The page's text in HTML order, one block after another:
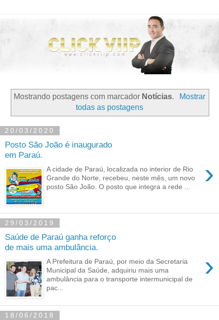
Mostrando postagens com marcador Notícias.
Mostrar
todas as postagens
20/03/2020
Posto São João é inaugurado
em Paraú.
›
A cidade de Paraú, localizada no interior de Rio
Grande do Norte, recebeu, neste mês, um novo
posto São João. O posto que integra a rede ...
29/03/2019
Saúde de Paraú ganha reforço
de mais uma ambulância.
›
A Prefeitura de Paraú, por meio da Secretaria
Municipal da Saúde, adquiriu mais uma
ambulância para o transporte intermunicipal de
pac...
18/06/2018